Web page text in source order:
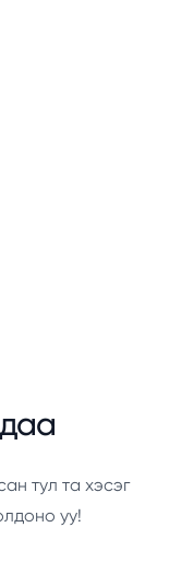
тул та хэсэг
уу!